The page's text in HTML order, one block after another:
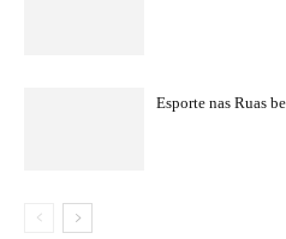
Esporte nas Ruas